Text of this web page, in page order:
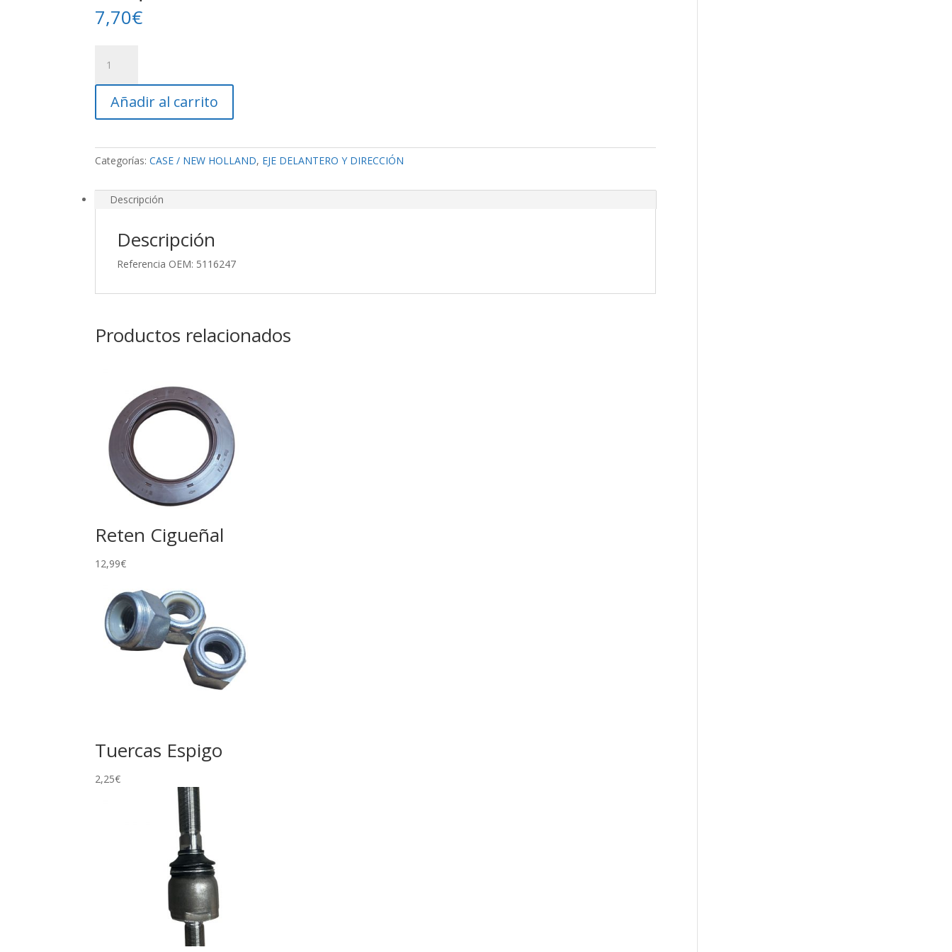
7,70€
Barra
Control
cantidad
Añadir al carrito
Categorías:CASE / NEW HOLLAND, EJE DELANTERO Y DIRECCIÓN
Descripción
Descripción
Referencia OEM: 5116247
Productos relacionados
Reten Cigueñal
12,99€
Tuercas Espigo
2,25€